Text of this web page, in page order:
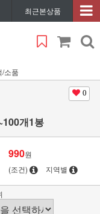
최근본상품
소품
0
개1봉
990원
(조건) 지역별